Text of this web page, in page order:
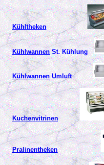
Kühltheken
KühlwannenSt. Kühlung
KühlwannenUmluft
Kuchenvitrinen
Pralinentheken